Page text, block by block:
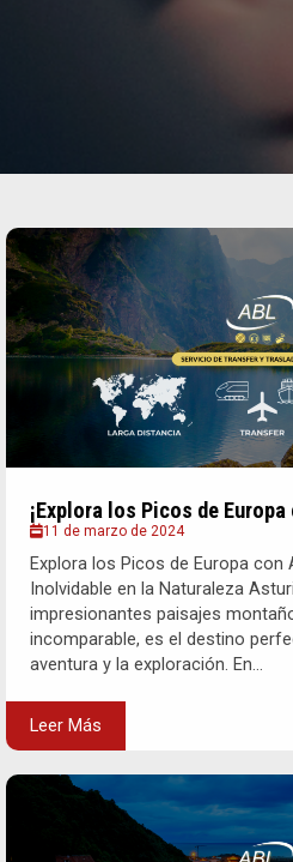
¡Explora los Picos de Europa
11 de marzo de 2024
Explora los Picos de Europa con
Inolvidable en la Naturaleza
impresionantes paisajes
incomparable, es el destino
aventura y la exploración. En...
Leer Más